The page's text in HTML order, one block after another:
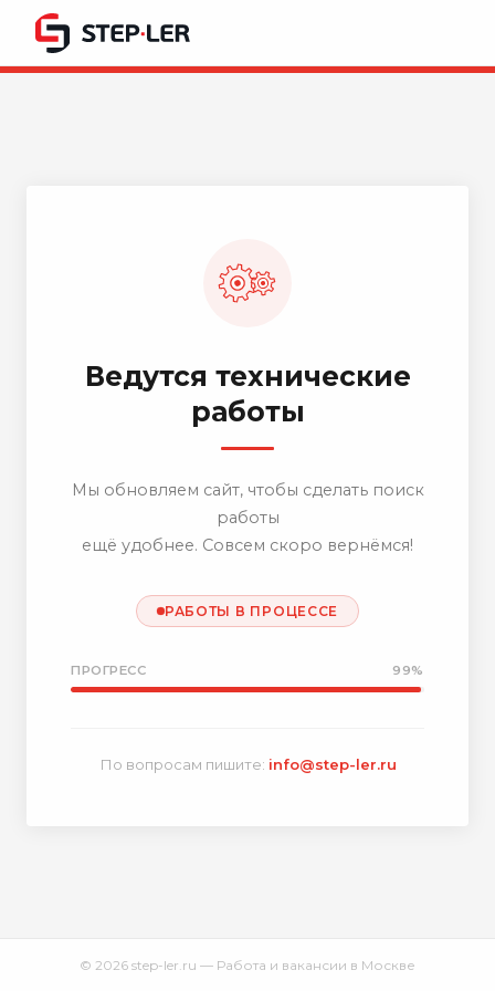
Ведутся технические
работы
Мы обновляем сайт, чтобы сделать поиск
работы
ещё удобнее. Совсем скоро вернёмся!
РАБОТЫ В ПРОЦЕССЕ
ПРОГРЕСС 99%
По вопросам пишите: info@step-ler.ru
© 2026 step-ler.ru — Работа и вакансии в Москве